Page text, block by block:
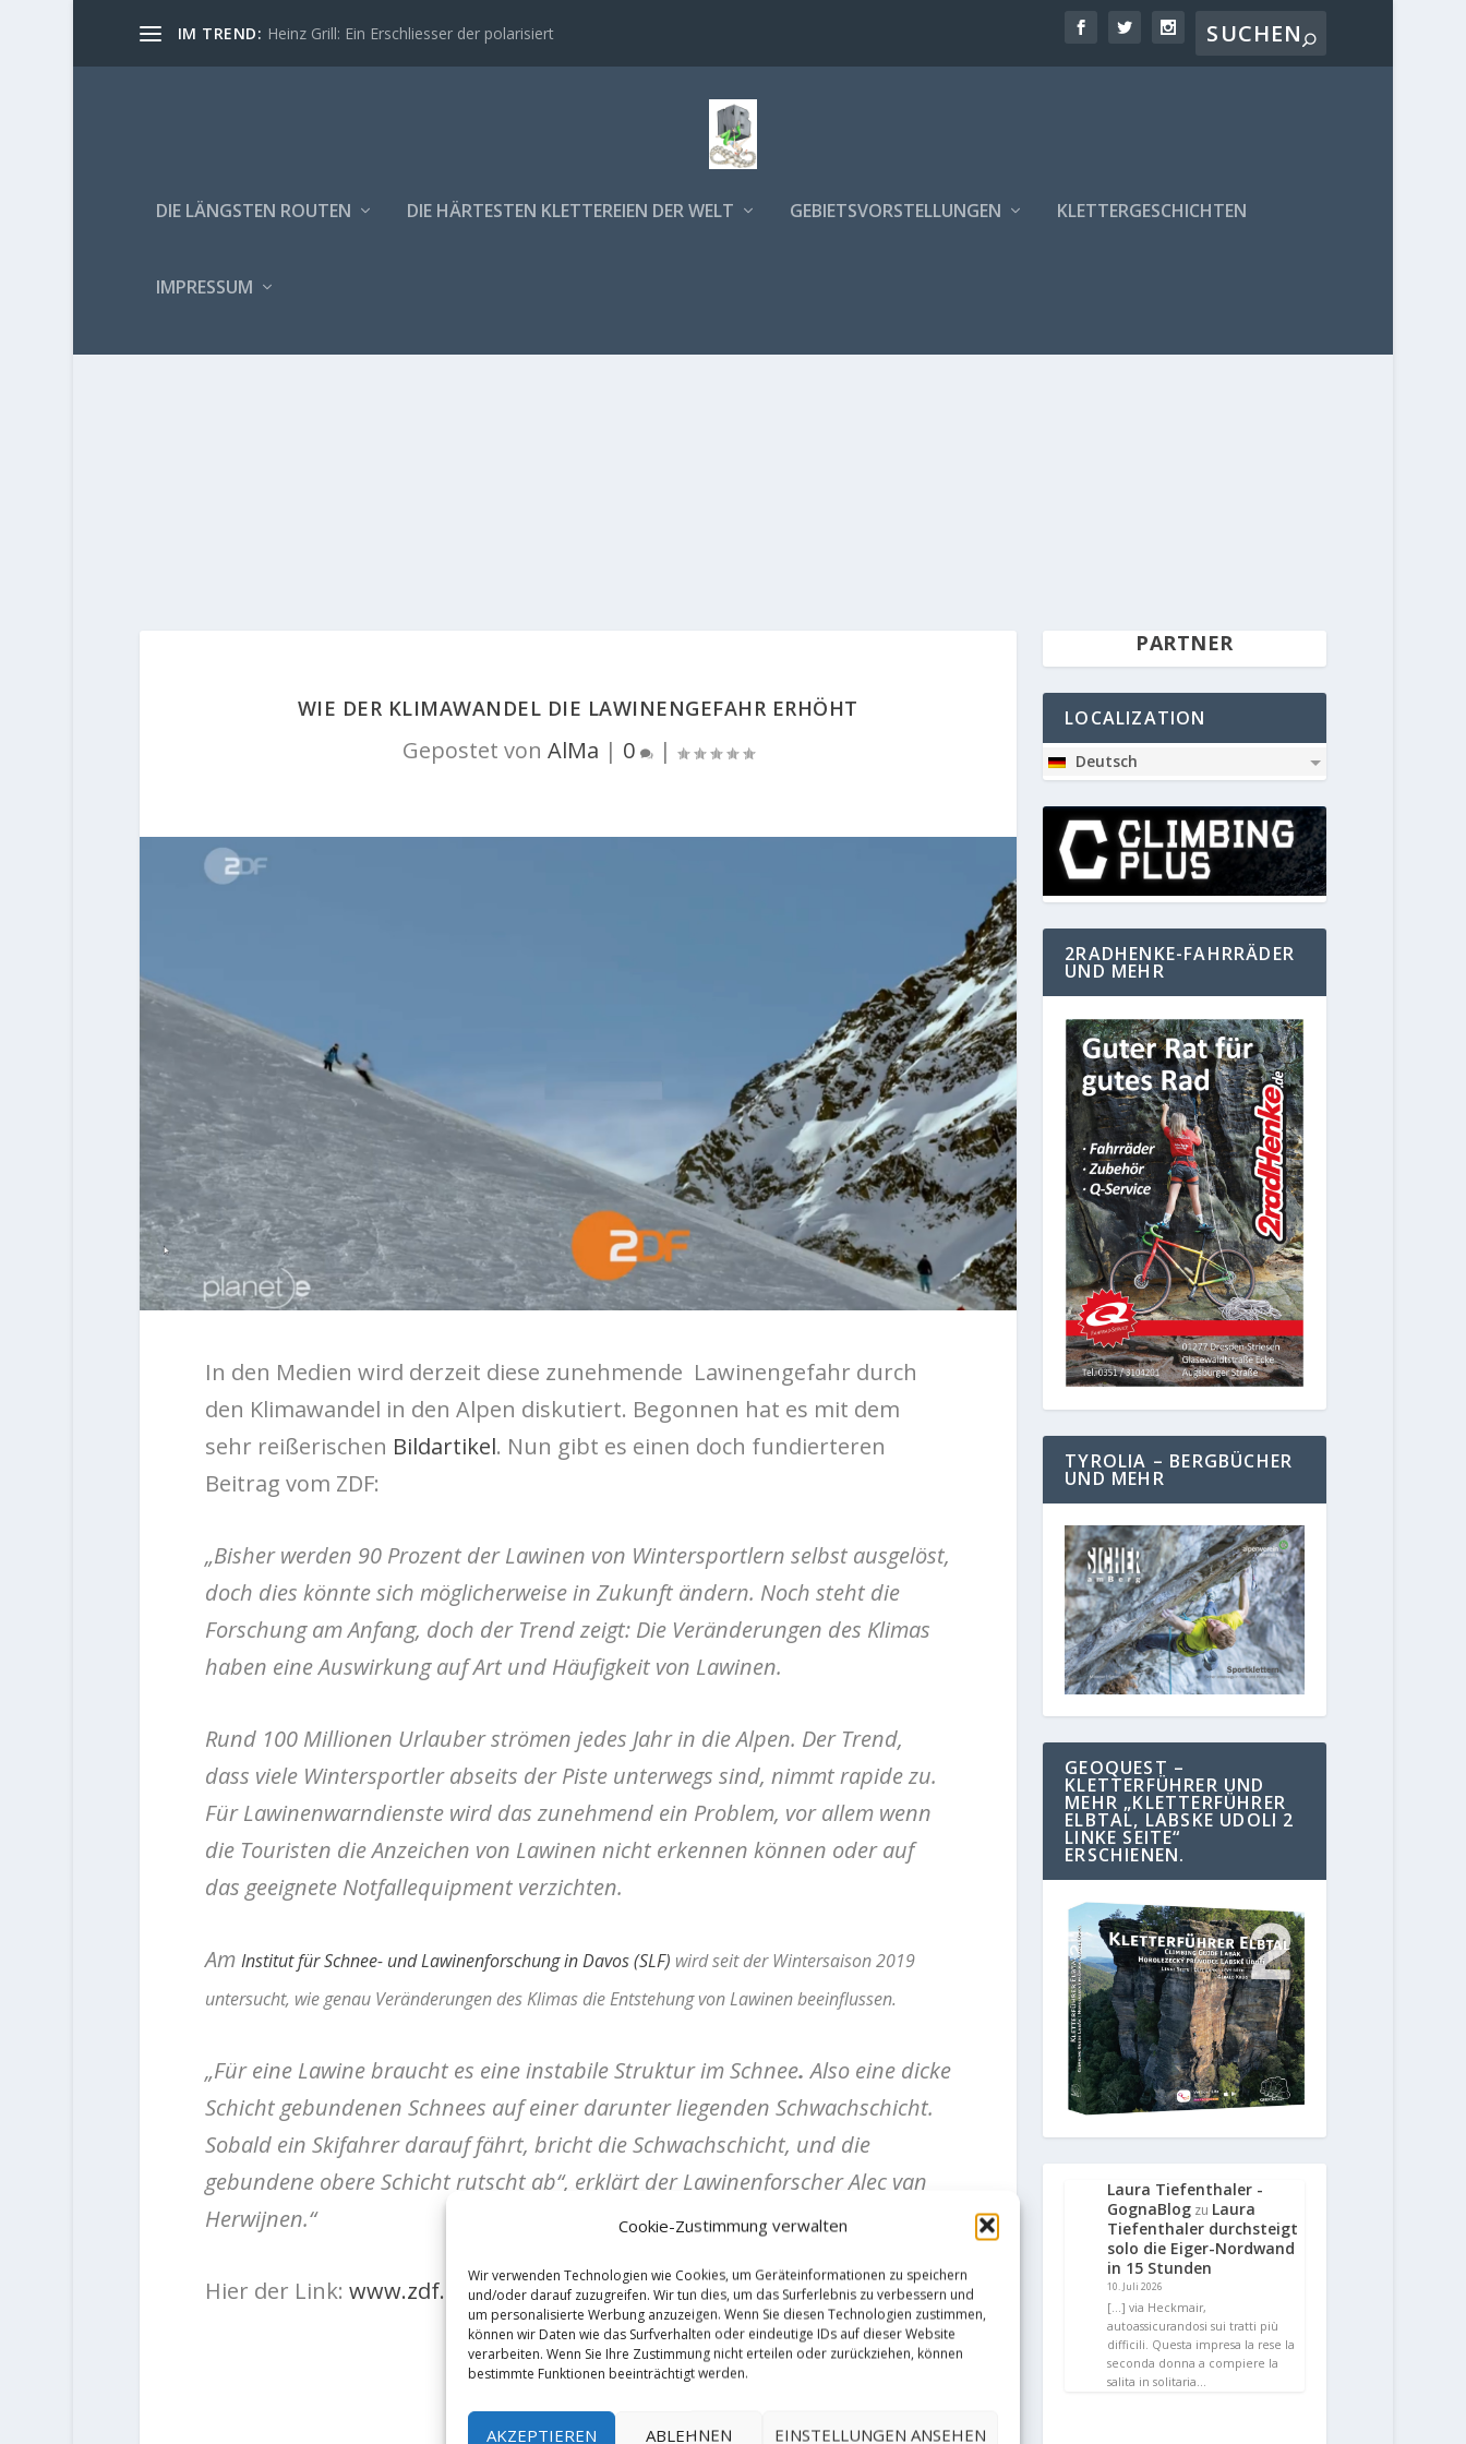
Cookie-Zustimmung verwalten
Wir verwenden Technologien wie Cookies, um Geräteinformationen zu speichern
und/oder darauf zuzugreifen. Wir tun dies, um das Surferlebnis zu verbessern und
um personalisierte Werbung anzuzeigen. Wenn Sie diesen Technologien zustimmen,
können wir Daten wie das Surfverhalten oder eindeutige IDs auf dieser Website
verarbeiten. Wenn Sie Ihre Zustimmung nicht erteilen oder zurückziehen, können
bestimmte Funktionen beeinträchtigt werden.
AKZEPTIEREN ABLEHNEN EINSTELLUNGEN ANSEHEN
IM TREND: Heinz Grill: Ein Erschliesser der polarisiert
DIE LÄNGSTEN ROUTEN DIE HÄRTESTEN KLETTEREIEN DER WELT GEBIETSVORSTELLUNGEN KLETTERGESCHICHTEN
IMPRESSUM
WIE DER KLIMAWANDEL DIE LAWINENGEFAHR ERHÖHT
Gepostet von AlMa | 0 |
In den Medien wird derzeit diese zunehmende Lawinengefahr durch
den Klimawandel in den Alpen diskutiert. Begonnen hat es mit dem
sehr reißerischen Bildartikel. Nun gibt es einen doch fundierteren
Beitrag vom ZDF:
„Bisher werden 90 Prozent der Lawinen von Wintersportlern selbst ausgelöst,
doch dies könnte sich möglicherweise in Zukunft ändern. Noch steht die
Forschung am Anfang, doch der Trend zeigt: Die Veränderungen des Klimas
haben eine Auswirkung auf Art und Häufigkeit von Lawinen.
Rund 100 Millionen Urlauber strömen jedes Jahr in die Alpen. Der Trend,
dass viele Wintersportler abseits der Piste unterwegs sind, nimmt rapide zu.
Für Lawinenwarndienste wird das zunehmend ein Problem, vor allem wenn
die Touristen die Anzeichen von Lawinen nicht erkennen können oder auf
das geeignete Notfallequipment verzichten.
Am Institut für Schnee- und Lawinenforschung in Davos (SLF) wird seit der Wintersaison 2019
untersucht, wie genau Veränderungen des Klimas die Entstehung von Lawinen beeinflussen.
„Für eine Lawine braucht es eine instabile Struktur im Schnee.Also eine dicke
Schicht gebundenen Schnees auf einer darunter liegenden Schwachschicht.
Sobald ein Skifahrer darauf fährt, bricht die Schwachschicht, und die
gebundene obere Schicht rutscht ab“, erklärt der Lawinenforscher Alec van
Herwijnen.“
Hier der Link: www.zdf.de
PARTNER
LOCALIZATION
Deutsch
2RADHENKE-FAHRRÄDER
UND MEHR
TYROLIA – BERGBÜCHER
UND MEHR
GEOQUEST –
KLETTERFÜHRER UND
MEHR „KLETTERFÜHRER
ELBTAL, LABSKE UDOLI 2
LINKE SEITE“
ERSCHIENEN.
Laura Tiefenthaler -
GognaBlog zu Laura
Tiefenthaler durchsteigt
solo die Eiger-Nordwand
in 15 Stunden
10. Juli 2026
[…] via Heckmair,
autoassicurandosi sui tratti più
difficili. Questa impresa la rese la
seconda donna a compiere la
salita in solitaria…